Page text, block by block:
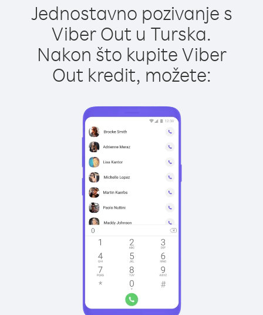
Jednostavno pozivanje s
Viber Out u Turska.
Nakon što kupite Viber
Out kredit, možete: